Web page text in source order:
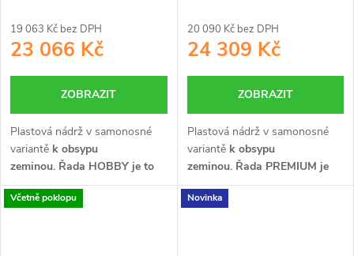
19 063 Kč bez DPH
23 066 Kč
ZOBRAZIT
Plastová nádrž v samonosné
variantě k obsypu
zeminou. Řada HOBBY je to
nejlepší v poměru cena/výkon.
Je určena především pro ty,
20 090 Kč bez DPH
24 309 Kč
ZOBRAZIT
Plastová nádrž v samonosné
variantěk obsypu
zeminou. Řada PREMIUM je
vyrobena z
PRVOJAKOSTNÍHO plastu se
Včetně poklopu Novinka